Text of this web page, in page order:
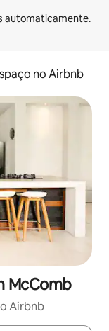
no Airbnb
McComb
Airbnb